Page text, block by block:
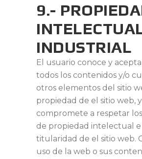
9.-
INDUSTRIAL
El usuario conoce y
todos los contenidos y/o
otros elementos del sitio
propiedad de el sitio web,
compromete a respetar
de propiedad intelectual e
titularidad de el sitio web.
uso de la web o sus